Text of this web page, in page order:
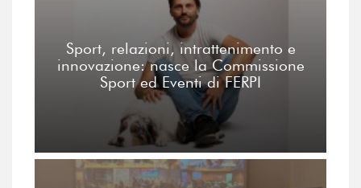
Sport, relazioni, intrattenimento e
innovazione: nasce la Commissione
Sport ed Eventi di FERPI